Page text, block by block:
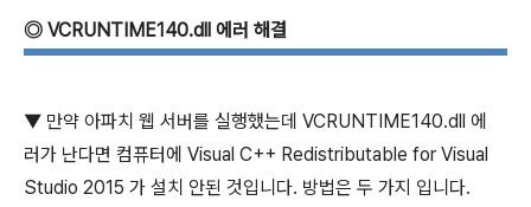
◎ VCRUNTIME140.dll 에러 해결
▼ 만약 아파치 웹 서버를 실행했는데 VCRUNTIME140.dll 에
러가 난다면 컴퓨터에 Visual C++ Redistributable for Visual
Studio 2015 가 설치 안된 것입니다. 방법은 두 가지 입니다.